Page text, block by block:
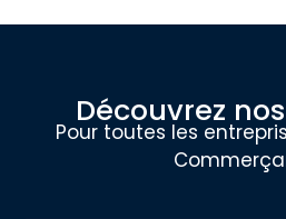
Découvrez
Pour toutes les